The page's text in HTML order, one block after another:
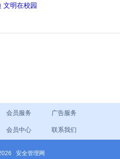
文明在校园
会员服务 广告服务
会员中心 联系我们
安全管理网